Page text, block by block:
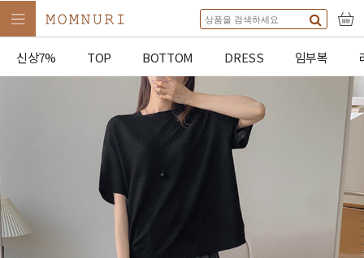
신상7% TOP BOTTOM DRESS 임부복